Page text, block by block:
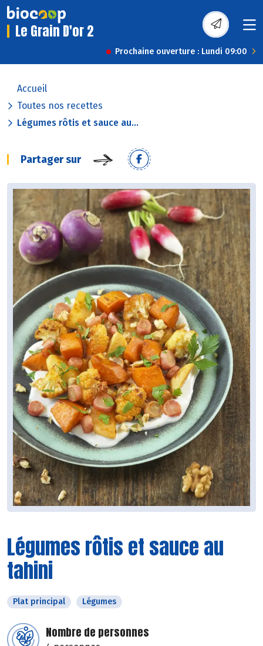
Le Grain D'or 2
Prochaine ouverture : Lundi 09:00
Accueil
Toutes nos recettes
Légumes rôtis et sauce au...
Partager sur
Légumes rôtis et sauce au
tahini
Plat principal Légumes
Nombre de personnes